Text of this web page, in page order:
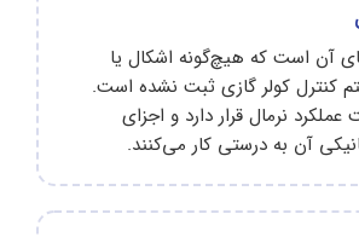
آن است که هیچ‌گونه اشکال یا
کنترل کولر گازی ثبت نشده است.
نرمال قرار دارد و اجزای
آن به درستی کار می‌کنند.